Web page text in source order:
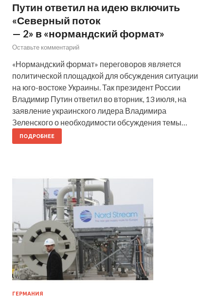
Путин ответил на идею включить
«Северный поток
— 2» в «нормандский формат»
Оставьте комментарий
«Нормандский формат» переговоров является
политической площадкой для обсуждения ситуации
на юго-востоке Украины. Так президент России
Владимир Путин ответил во вторник, 13 июля, на
заявление украинского лидера Владимира
Зеленского о необходимости обсуждения темы…
ПОДРОБНЕЕ
ГЕРМАНИЯ